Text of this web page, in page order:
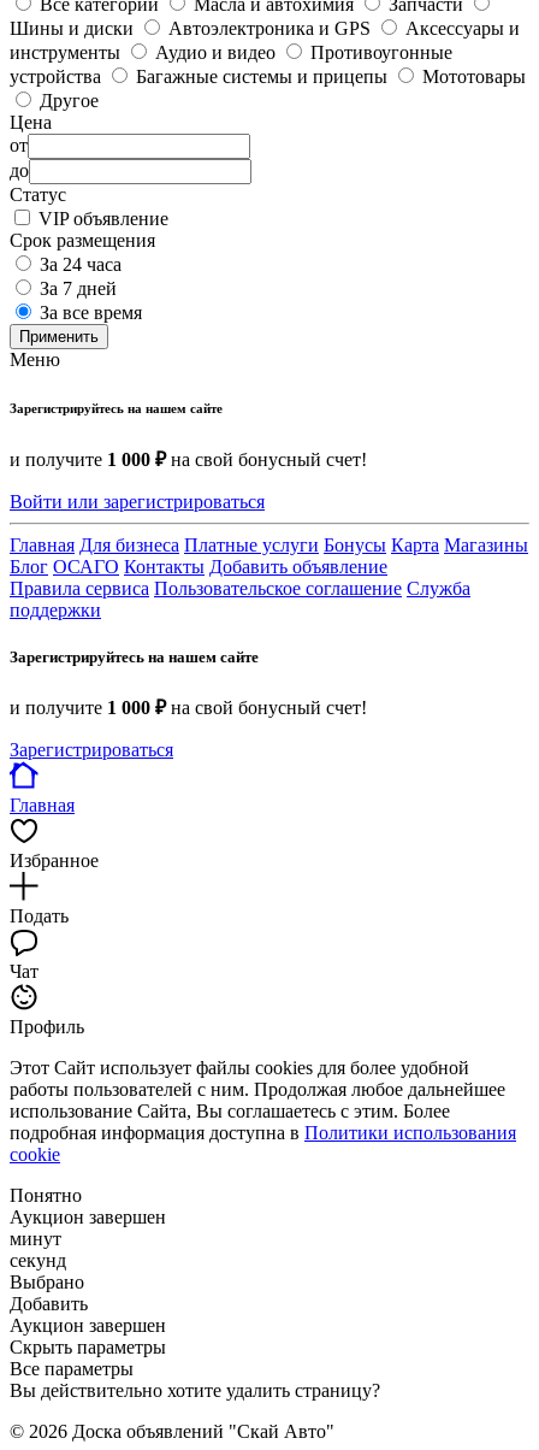
Шины и диски
Автоэлектроника и GPS
Аксессуары и
инструменты
Аудио и видео
Противоугонные
устройства
Багажные системы и прицепы
Мототовары
Другое
Цена
от
до
Статус
VIP объявление
Срок размещения
За 24 часа
За 7 дней
За все время
Применить
Меню
Зарегистрируйтесь на нашем сайте
и получите 1 000 ₽на свой бонусный счет!
Войти или зарегистрироваться
Главная Для бизнеса Платные услуги Бонусы Карта Магазины
Блог ОСАГО Контакты Добавить объявление
Правила сервиса Пользовательское соглашение Служба
поддержки
Зарегистрируйтесь на нашем сайте
и получите 1 000 ₽на свой бонусный счет!
Зарегистрироваться
Главная
Избранное
Подать
Чат
Профиль
Этот Сайт использует файлы cookies для более удобной
работы пользователей с ним. Продолжая любое дальнейшее
использование Сайта, Вы соглашаетесь с этим. Более
подробная информация доступна в Политики использования
cookie
Понятно
Аукцион завершен
минут
секунд
Выбрано
Добавить
Аукцион завершен
Скрыть параметры
Все параметры
Вы действительно хотите удалить страницу?
© 2026 Доска объявлений "Скай Авто"